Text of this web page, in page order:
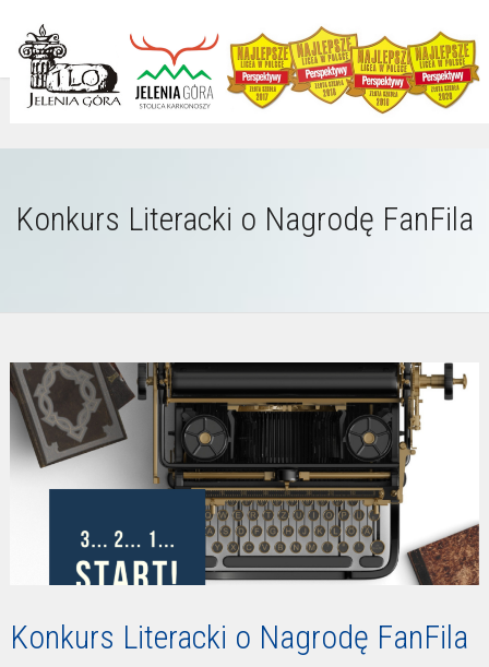
Konkurs Literacki o Nagrodę FanFila
Konkurs Literacki o Nagrodę FanFila